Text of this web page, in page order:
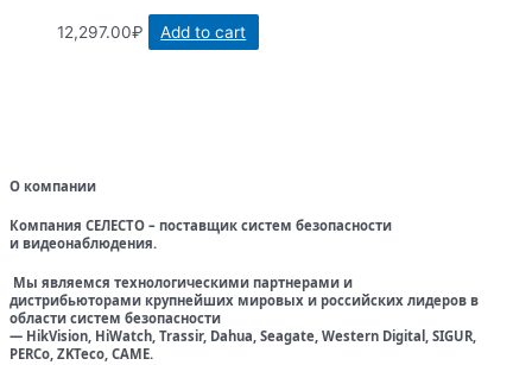
12,297.00₽ Add to cart
О компании
Компания СЕЛЕСТО – поставщик систем безопасности
и видеонаблюдения.
Мы являемся технологическими партнерами и
дистрибьюторами крупнейших мировых и российских лидеров в
области систем безопасности
— HikVision, HiWatch, Trassir, Dahua, Seagate, Western Digital, SIGUR,
PERCo, ZKTeco, CAME.